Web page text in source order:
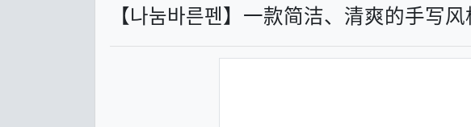
【나눔바른펜】一款简洁、清爽的手写